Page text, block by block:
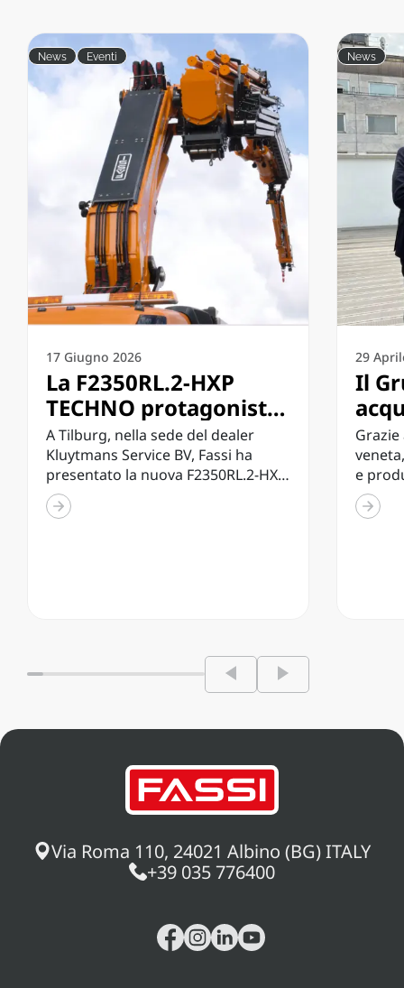
News Eventi
17 Giugno 2026
La F2350RL.2-HXP
TECHNO protagonista
in Olanda: Fassi
presenta a Tilburg la
più grande
configurazione
A Tilburg, nella sede del dealer
Kluytmans Service BV, Fassi ha
presentato la nuova F2350RL.2-HXP
TECHNO nella configurazione a 8...
News
29
Il
Grazie
e
Via Roma 110, 24021 Albino (BG) ITALY
+39 035 776400